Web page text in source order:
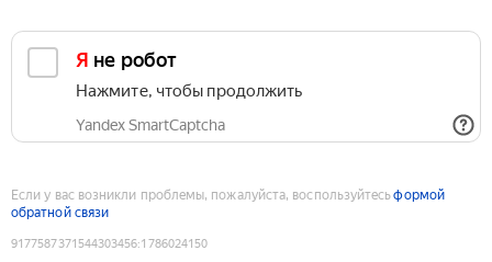
Я не робот
Нажмите, чтобы продолжить
Yandex SmartCaptcha
Если у вас возникли проблемы, пожалуйста, воспользуйтесьформой
обратной связи
9177587371544303456:1786024150